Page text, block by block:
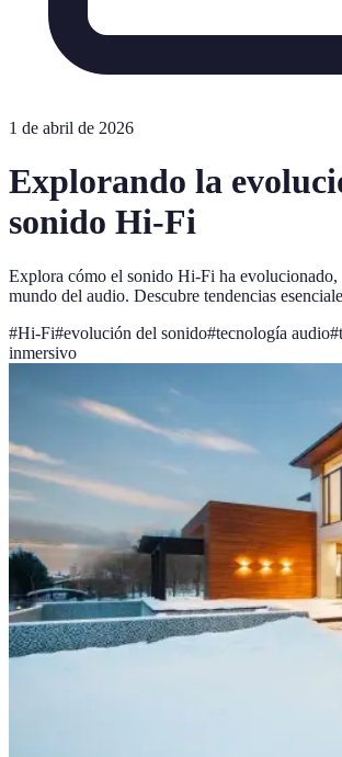
1 de abril de 2026
Explorando la
sonido Hi-Fi
Explora cómo el sonido Hi-Fi ha evolucionado,
mundo del audio. Descubre tendencias
#Hi-Fi#evolución del sonido#tecnología audio#
inmersivo